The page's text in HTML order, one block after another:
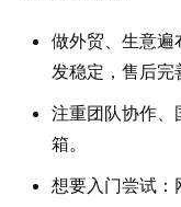
做外贸、生意遍
发稳定，售后完
注重团队协作、
箱。
想要入门尝试：